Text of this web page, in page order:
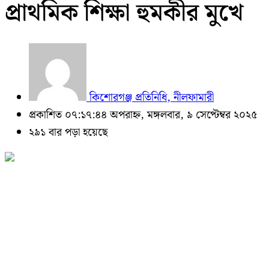
প্রাথমিক শিক্ষা হুমকীর মুখে
কিশোরগঞ্জ প্রতিনিধি, নীলফামারী
প্রকাশিত ০৭:১৭:৪৪ অপরাহ্ন, মঙ্গলবার, ৯ সেপ্টেম্বর ২০২৫
২৯১ বার পড়া হয়েছে